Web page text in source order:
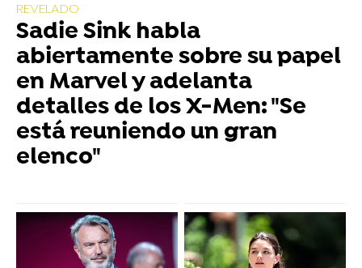
REVELADO
Sadie Sink habla
abiertamente sobre su papel
en Marvel y adelanta
detalles de los X-Men: "Se
está reuniendo un gran
elenco"